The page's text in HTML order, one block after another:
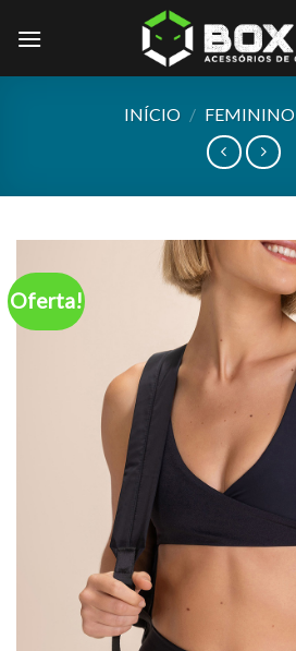
INÍCIO / FEMININO
Oferta!